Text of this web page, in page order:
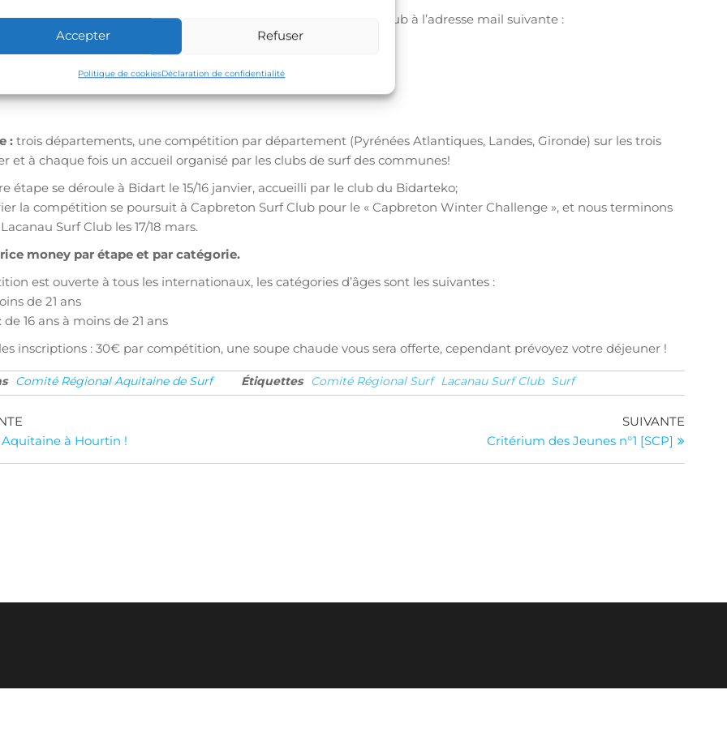
Accepter Refuser
Politique de cookiesDéclaration de confidentialité
: 30 euros – envoyez votre nom, prénom, date de naissance et club à l’adresse mail suivante :
avant le 14 mars 2012
années de naissance :
de 1992 à 1996 inclus et les filles 1992 inclus.
:trois départements, une compétition par département (Pyrénées Atlantiques, Landes, Gironde) sur les trois
et à chaque fois un accueil organisé par les clubs de surf des communes!
étape se déroule à Bidart le 15/16 janvier, accueilli par le club du Bidarteko;
la compétition se poursuit à Capbreton Surf Club pour le « Capbreton Winter Challenge », et nous terminons
Surf Club les 17/18 mars.
money par étape et par catégorie.
est ouverte à tous les internationaux, les catégories d’âges sont les suivantes :
de 21 ans
de 16 ans à moins de 21 ans
inscriptions : 30€ par compétition, une soupe chaude vous sera offerte, cependant prévoyez votre déjeuner !
Comité Régional Aquitaine de Surf Étiquettes Comité Régional Surf Lacanau Surf Club Surf
Aquitaine à Hourtin !
SUIVANTE
Critérium des Jeunes n°1 [SCP]